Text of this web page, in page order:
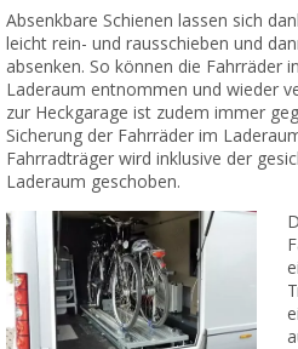
Absenkbare Schienen lassen sich
leicht rein- und rausschieben und
absenken. So können die Fahrräder
Laderaum entnommen und wieder
zur Heckgarage ist zudem immer
Sicherung der Fahrräder im
Fahrradträger wird inklusive der
Laderaum geschoben.